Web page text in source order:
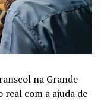
na Grande
com a ajuda de